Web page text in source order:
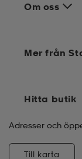
Om oss
Mer från
Hitta butik
Adresser och
Till karta